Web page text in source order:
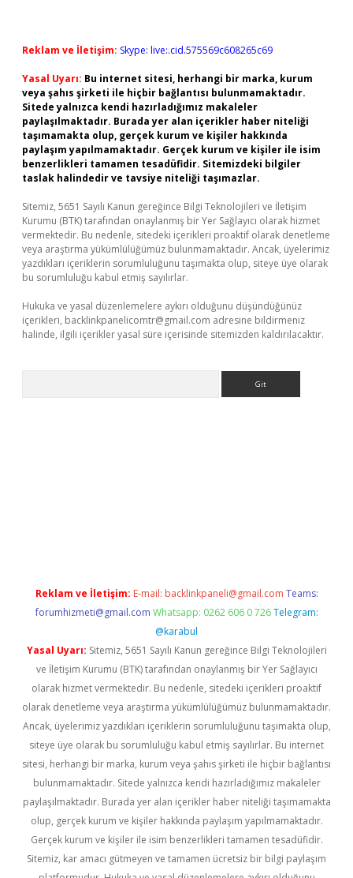
Reklam ve İletişim: Skype: live:.cid.575569c608265c69
Yasal Uyarı: Bu internet sitesi, herhangi bir marka, kurum
veya şahıs şirketi ile hiçbir bağlantısı bulunmamaktadır.
Sitede yalnızca kendi hazırladığımız makaleler
paylaşılmaktadır. Burada yer alan içerikler haber niteliği
taşımamakta olup, gerçek kurum ve kişiler hakkında
paylaşım yapılmamaktadır. Gerçek kurum ve kişiler ile isim
benzerlikleri tamamen tesadüfidir. Sitemizdeki bilgiler
taslak halindedir ve tavsiye niteliği taşımazlar.
Sitemiz, 5651 Sayılı Kanun gereğince Bilgi Teknolojileri ve İletişim
Kurumu (BTK) tarafından onaylanmış bir Yer Sağlayıcı olarak hizmet
vermektedir. Bu nedenle, sitedeki içerikleri proaktif olarak denetleme
veya araştırma yükümlülüğümüz bulunmamaktadır. Ancak, üyelerimiz
yazdıkları içeriklerin sorumluluğunu taşımakta olup, siteye üye olarak
bu sorumluluğu kabul etmiş sayılırlar.
Hukuka ve yasal düzenlemelere aykırı olduğunu düşündüğünüz
içerikleri, backlinkpanelicomtr@gmail.com adresine bildirmeniz
halinde, ilgili içerikler yasal süre içerisinde sitemizden kaldırılacaktır.
Reklam ve İletişim: E-mail: backlinkpaneli@gmail.com Teams:
forumhizmeti@gmail.com Whatsapp: 0262 606 0 726 Telegram:
@karabul
Yasal Uyarı: Sitemiz, 5651 Sayılı Kanun gereğince Bilgi Teknolojileri
ve İletişim Kurumu (BTK) tarafından onaylanmış bir Yer Sağlayıcı
olarak hizmet vermektedir. Bu nedenle, sitedeki içerikleri proaktif
olarak denetleme veya araştırma yükümlülüğümüz bulunmamaktadır.
Ancak, üyelerimiz yazdıkları içeriklerin sorumluluğunu taşımakta olup,
siteye üye olarak bu sorumluluğu kabul etmiş sayılırlar. Bu internet
sitesi, herhangi bir marka, kurum veya şahıs şirketi ile hiçbir bağlantısı
bulunmamaktadır. Sitede yalnızca kendi hazırladığımız makaleler
paylaşılmaktadır. Burada yer alan içerikler haber niteliği taşımamakta
olup, gerçek kurum ve kişiler hakkında paylaşım yapılmamaktadır.
Gerçek kurum ve kişiler ile isim benzerlikleri tamamen tesadüfidir.
Sitemiz, kar amacı gütmeyen ve tamamen ücretsiz bir bilgi paylaşım